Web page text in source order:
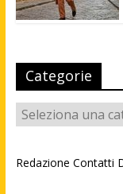
Categorie
Categorie
Redazione Contatti